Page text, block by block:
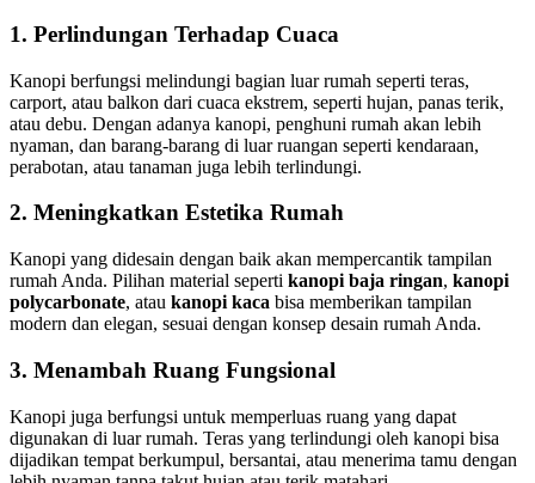
1. Perlindungan Terhadap Cuaca
Kanopi berfungsi melindungi bagian luar rumah seperti teras,
carport, atau balkon dari cuaca ekstrem, seperti hujan, panas terik,
atau debu. Dengan adanya kanopi, penghuni rumah akan lebih
nyaman, dan barang-barang di luar ruangan seperti kendaraan,
perabotan, atau tanaman juga lebih terlindungi.
2. Meningkatkan Estetika Rumah
Kanopi yang didesain dengan baik akan mempercantik tampilan
rumah Anda. Pilihan material seperti kanopi baja ringan, kanopi
polycarbonate, atau kanopi kaca bisa memberikan tampilan
modern dan elegan, sesuai dengan konsep desain rumah Anda.
3. Menambah Ruang Fungsional
Kanopi juga berfungsi untuk memperluas ruang yang dapat
digunakan di luar rumah. Teras yang terlindungi oleh kanopi bisa
dijadikan tempat berkumpul, bersantai, atau menerima tamu dengan